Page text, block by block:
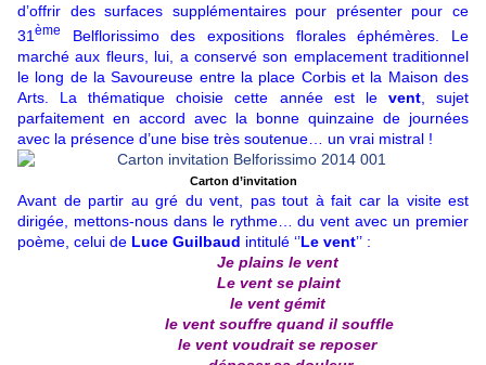
d’offrir des surfaces supplémentaires pour présenter pour ce
31 ème
Belflorissimo des expositions florales éphémères. Le
marché aux fleurs, lui, a conservé son emplacement traditionnel
le long de la Savoureuse entre la place Corbis et la Maison des
Arts. La thématique choisie cette année est le vent, sujet
parfaitement en accord avec la bonne quinzaine de journées
avec la présence d’une bise très soutenue… un vrai mistral !
Carton d’invitation
Avant de partir au gré du vent, pas tout à fait car la visite est
dirigée, mettons-nous dans le rythme… du vent avec un premier
poème, celui de Luce Guilbaud intitulé ‘’Le vent’’ :
Je plains le vent
Le vent se plaint
le vent gémit
le vent souffre quand il souffle
le vent voudrait se reposer